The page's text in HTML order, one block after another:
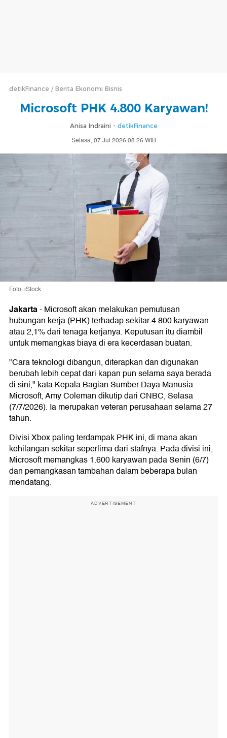
detikFinance Berita Ekonomi Bisnis
Microsoft PHK 4.800 Karyawan!
Anisa Indraini - detikFinance
Selasa, 07 Jul 2026 08:26 WIB
Foto: iStock
Jakarta-Microsoft akan melakukan pemutusan
hubungan kerja (PHK) terhadap sekitar 4.800 karyawan
atau 2,1% dari tenaga kerjanya. Keputusan itu diambil
untuk memangkas biaya di era kecerdasan buatan.
"Cara teknologi dibangun, diterapkan dan digunakan
berubah lebih cepat dari kapan pun selama saya berada
di sini," kata Kepala Bagian Sumber Daya Manusia
Microsoft, Amy Coleman dikutip dari CNBC, Selasa
(7/7/2026). Ia merupakan veteran perusahaan selama 27
tahun.
Divisi Xbox paling terdampak PHK ini, di mana akan
kehilangan sekitar seperlima dari stafnya. Pada divisi ini,
Microsoft memangkas 1.600 karyawan pada Senin (6/7)
dan pemangkasan tambahan dalam beberapa bulan
mendatang.
ADVERTISEMENT